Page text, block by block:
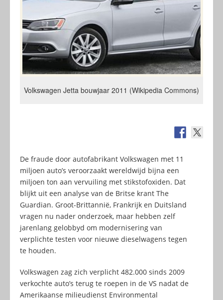
Volkswagen Jetta bouwjaar 2011 (Wikipedia Commons)
De fraude door autofabrikant Volkswagen met 11
miljoen auto’s veroorzaakt wereldwijd bijna een
miljoen ton aan vervuiling met stikstofoxiden. Dat
blijkt uit een analyse van de Britse krant The
Guardian. Groot-Brittannië, Frankrijk en Duitsland
vragen nu nader onderzoek, maar hebben zelf
jarenlang gelobbyd om modernisering van
verplichte testen voor nieuwe dieselwagens tegen
te houden.
Volkswagen zag zich verplicht 482.000 sinds 2009
verkochte auto’s terug te roepen in de VS nadat de
Amerikaanse milieudienst Environmental